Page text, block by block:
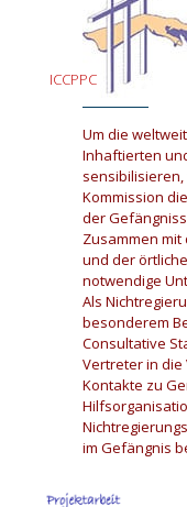
ICCPPC
Um die
Inhaftierten
Kommission
der
Zusammen
und der
notwendige
Als
besonderem
Consultative
Vertreter in die
Kontakte zu
im Gefängnis